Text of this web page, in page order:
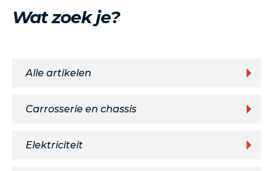
Wat zoek je?
Alle artikelen
Carrosserie en chassis
Elektriciteit